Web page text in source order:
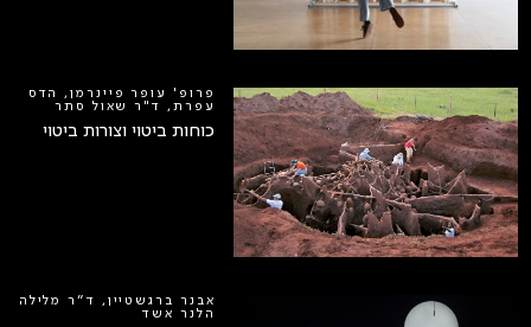
פרופ' עופר פיינרמן, הדס
עפרת, ד"ר שאול סתר
כוחות ביטוי וצורות ביטוי
אבנר ברגשטיין, ד״ר מלילה
הלנר אשד